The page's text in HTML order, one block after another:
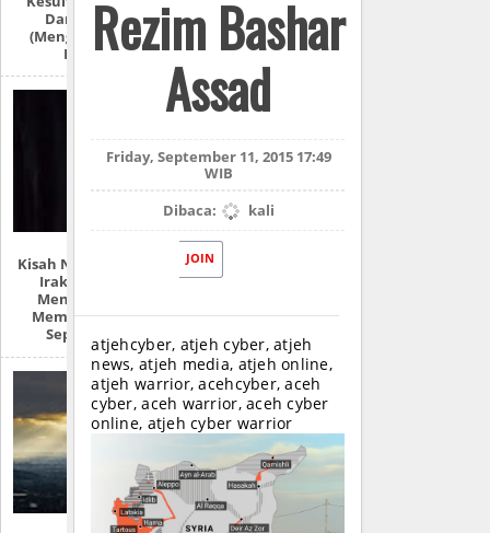
Darussalam
(Mengulas Lebih
Detail)
Kisah Nyata Perang
Irak: “Mereka
Menyiksa Dan
Memperkosaku
Seperti Ini!”
Rezim Bashar
Assad
Friday, September 11, 2015 17:49
WIB
Dibaca:
kali
JOIN
atjehcyber, atjeh cyber, atjeh
news, atjeh media, atjeh online,
atjeh warrior, acehcyber, aceh
cyber, aceh warrior, aceh cyber
online, atjeh cyber warrior